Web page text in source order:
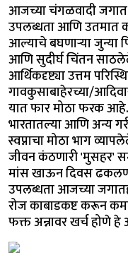
आजच्या चंगळवादी जगात
उपलब्धता आणि उतमात
आल्याचे बघणाऱ्या जुन्या
आणि सुदीर्घ चिंतन
आर्थिकदृष्ट्या उत्तम
गावकुसाबाहेरच्या/
यात फार मोठा फरक
भारतातल्या आणि अन्य
स्वप्नाचा मोठा भाग
जीवन कंठणारी 'मुसहर'
मांस खाऊन दिवस
उपलब्धता आजच्या
रोज काबाडकष्ट करून
फक्त अन्नावर खर्च होणे